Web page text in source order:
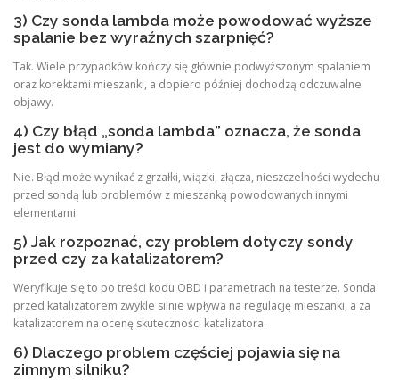
3) Czy sonda lambda może powodować wyższe
spalanie bez wyraźnych szarpnięć?
Tak. Wiele przypadków kończy się głównie podwyższonym spalaniem
oraz korektami mieszanki, a dopiero później dochodzą odczuwalne
objawy.
4) Czy błąd „sonda lambda” oznacza, że sonda
jest do wymiany?
Nie. Błąd może wynikać z grzałki, wiązki, złącza, nieszczelności wydechu
przed sondą lub problemów z mieszanką powodowanych innymi
elementami.
5) Jak rozpoznać, czy problem dotyczy sondy
przed czy za katalizatorem?
Weryfikuje się to po treści kodu OBD i parametrach na testerze. Sonda
przed katalizatorem zwykle silnie wpływa na regulację mieszanki, a za
katalizatorem na ocenę skuteczności katalizatora.
6) Dlaczego problem częściej pojawia się na
zimnym silniku?